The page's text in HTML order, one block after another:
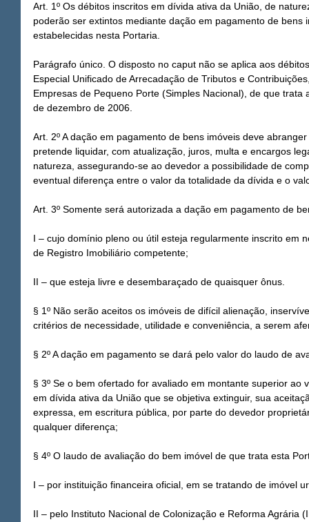
Art. 1º Os débitos inscritos em dívida ativa da União, de
poderão ser extintos mediante dação em pagamento de
estabelecidas nesta Portaria.
Parágrafo único. O disposto no caput não se aplica aos
Especial Unificado de Arrecadação de Tributos e
Empresas de Pequeno Porte (Simples Nacional), de que
de dezembro de 2006.
Art. 2º A dação em pagamento de bens imóveis deve
pretende liquidar, com atualização, juros, multa e encargos
natureza, assegurando-se ao devedor a possibilidade de
eventual diferença entre o valor da totalidade da dívida e o
Art. 3º Somente será autorizada a dação em pagamento de
I – cujo domínio pleno ou útil esteja regularmente inscrito em
de Registro Imobiliário competente;
II – que esteja livre e desembaraçado de quaisquer ônus.
§ 1º Não serão aceitos os imóveis de difícil alienação,
critérios de necessidade, utilidade e conveniência, a serem
§ 2º A dação em pagamento se dará pelo valor do laudo de
§ 3º Se o bem ofertado for avaliado em montante superior
em dívida ativa da União que se objetiva extinguir, sua
expressa, em escritura pública, por parte do devedor
qualquer diferença;
§ 4º O laudo de avaliação do bem imóvel de que trata esta
I – por instituição financeira oficial, em se tratando de imóvel
II – pelo Instituto Nacional de Colonização e Reforma Agrária